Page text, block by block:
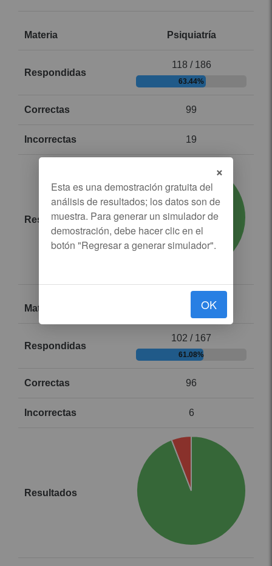
Psiquiatría
118 / 186
63.44%
99
19
Reumatología
102 / 167
61.08%
96
6
×
OK